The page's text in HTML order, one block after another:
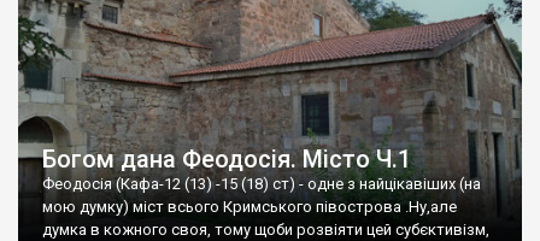
Богом дана Феодосія. Місто Ч.1
Феодосія (Кафа-12 (13) -15 (18) ст) - одне з найцікавіших (на
мою думку) міст всього Кримського півострова .Ну,але
думка в кожного своя, тому щоби розвіяти цей субєктивізм,